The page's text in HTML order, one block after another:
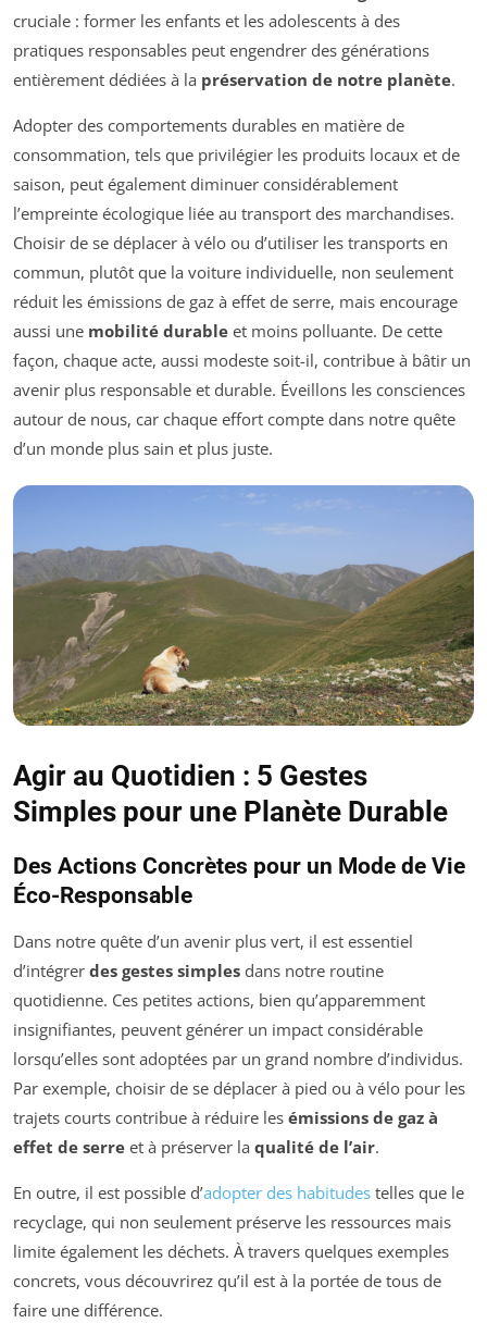
cruciale : former les enfants et les adolescents à des
pratiques responsables peut engendrer des générations
entièrement dédiées à la préservation de notre planète.
Adopter des comportements durables en matière de
consommation, tels que privilégier les produits locaux et de
saison, peut également diminuer considérablement
l’empreinte écologique liée au transport des marchandises.
Choisir de se déplacer à vélo ou d’utiliser les transports en
commun, plutôt que la voiture individuelle, non seulement
réduit les émissions de gaz à effet de serre, mais encourage
aussi une mobilité durable et moins polluante. De cette
façon, chaque acte, aussi modeste soit-il, contribue à bâtir un
avenir plus responsable et durable. Éveillons les consciences
autour de nous, car chaque effort compte dans notre quête
d’un monde plus sain et plus juste.
Agir au Quotidien : 5 Gestes
Simples pour une Planète Durable
Des Actions Concrètes pour un Mode de Vie
Éco-Responsable
Dans notre quête d’un avenir plus vert, il est essentiel
d’intégrer des gestes simples dans notre routine
quotidienne. Ces petites actions, bien qu’apparemment
insignifiantes, peuvent générer un impact considérable
lorsqu’elles sont adoptées par un grand nombre d’individus.
Par exemple, choisir de se déplacer à pied ou à vélo pour les
trajets courts contribue à réduire les émissions de gaz à
effet de serre et à préserver la qualité de l’air.
En outre, il est possible d’adopter des habitudes telles que le
recyclage, qui non seulement préserve les ressources mais
limite également les déchets. À travers quelques exemples
concrets, vous découvrirez qu’il est à la portée de tous de
faire une différence.